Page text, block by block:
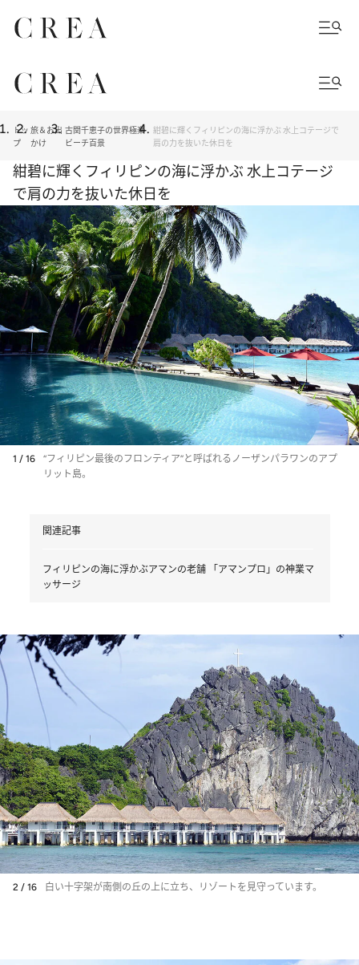
トッ
プ
旅＆お出
かけ
古関千恵子の世界極楽
ビーチ百景
紺碧に輝くフィリピンの海に浮かぶ 水上コテージで
肩の力を抜いた休日を
紺碧に輝くフィリピンの海に浮かぶ 水上コテージ
で肩の力を抜いた休日を
1 / 16
“フィリピン最後のフロンティア”と呼ばれるノーザンパラワンのアプ
リット島。
関連記事
フィリピンの海に浮かぶアマンの老舗 「アマンプロ」の神業マ
ッサージ
2 / 16 白い十字架が南側の丘の上に立ち、リゾートを見守っています。